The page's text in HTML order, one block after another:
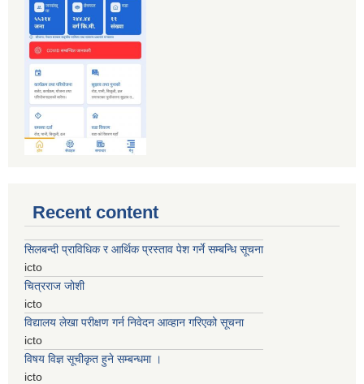
Recent content
सिलबन्दी प्राविधिक र आर्थिक प्रस्ताव पेश गर्ने सम्बन्धि सूचना
icto
चित्रराज जोशी
icto
विद्यालय लेखा परीक्षण गर्न निवेदन आव्हान गरिएको सूचना
icto
विषय विज्ञ सूचीकृत हुने सम्बन्धमा ।
icto